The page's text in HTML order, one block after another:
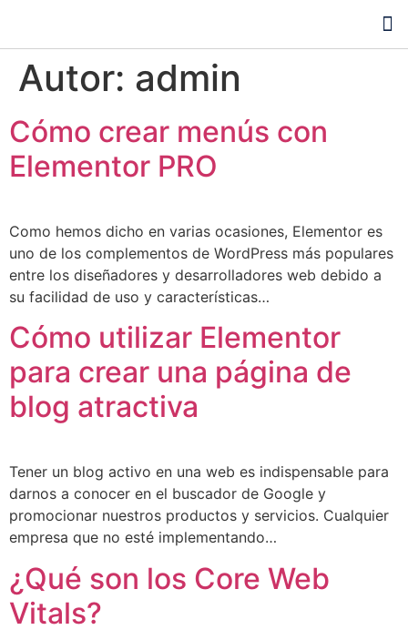
Autor: admin
Cómo crear menús con
Elementor PRO
Como hemos dicho en varias ocasiones, Elementor es
uno de los complementos de WordPress más populares
entre los diseñadores y desarrolladores web debido a
su facilidad de uso y características…
Cómo utilizar Elementor
para crear una página de
blog atractiva
Tener un blog activo en una web es indispensable para
darnos a conocer en el buscador de Google y
promocionar nuestros productos y servicios. Cualquier
empresa que no esté implementando…
¿Qué son los Core Web
Vitals?